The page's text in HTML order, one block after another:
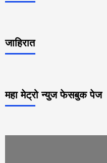
जाहिरात
महा मेट्रो न्युज फेसबुक पेज